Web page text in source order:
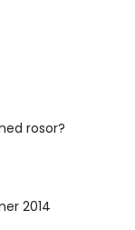
rosor?
2014